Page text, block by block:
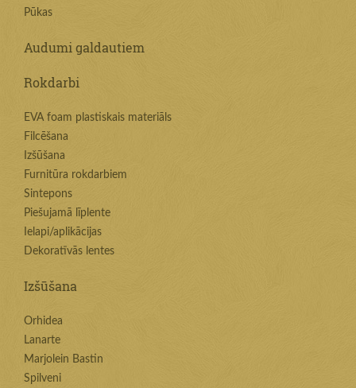
Pūkas
Audumi galdautiem
Rokdarbi
EVA foam plastiskais materiāls
Filcēšana
Izšūšana
Furnitūra rokdarbiem
Sintepons
Piešujamā līplente
Ielapi/aplikācijas
Dekoratīvās lentes
Izšūšana
Orhidea
Lanarte
Marjolein Bastin
Spilveni